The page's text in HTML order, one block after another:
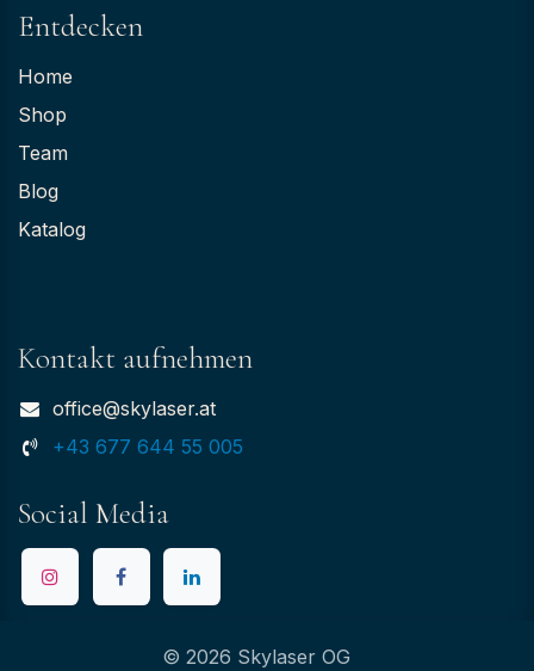
Entdecken
Home
Shop
Team
Blog
Katalog
Kontakt aufnehmen
office@skylaser.at
+43 677 644 55 005
Social Media
© 2026 Skylaser OG